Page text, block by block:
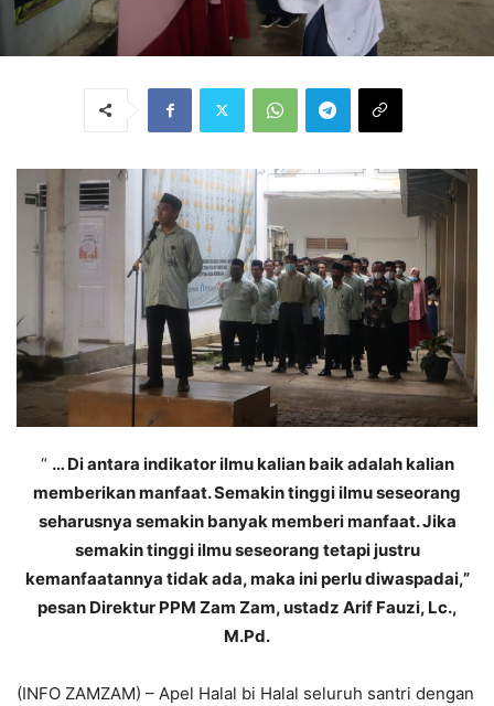
“ … Di antara indikator ilmu kalian baik adalah kalian
memberikan manfaat. Semakin tinggi ilmu seseorang
seharusnya semakin banyak memberi manfaat. Jika
semakin tinggi ilmu seseorang tetapi justru
kemanfaatannya tidak ada, maka ini perlu diwaspadai,”
pesan Direktur PPM Zam Zam, ustadz Arif Fauzi, Lc.,
M.Pd.
(INFO ZAMZAM) – Apel Halal bi Halal seluruh santri dengan